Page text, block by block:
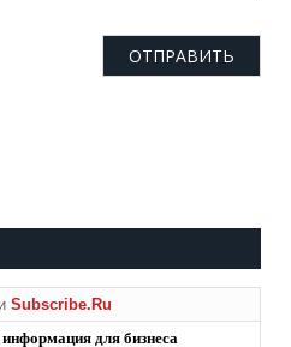
Subscribe.Ru
для бизнеса